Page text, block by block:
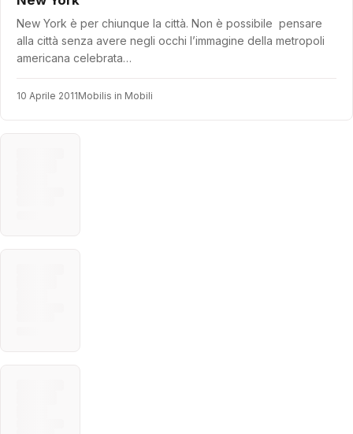
New York è per chiunque la città. Non è possibile pensare
alla città senza avere negli occhi l’immagine della metropoli
americana celebrata…
10 Aprile 2011Mobilis in Mobili